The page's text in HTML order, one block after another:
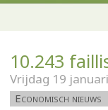
10.243
Vrijdag 19
Economisch nieuws